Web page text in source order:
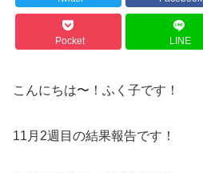
Pocket LINE
こんにちは〜！ふく子です！
11月2週目の結果報告です！